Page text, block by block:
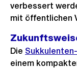
verbessert
mit öffentlichen
Die Externer
Link:
einem